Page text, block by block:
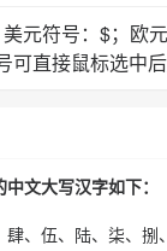
元符号：$；欧
可直接鼠标选中
文大写汉字如下：
、伍、陆、柒、捌